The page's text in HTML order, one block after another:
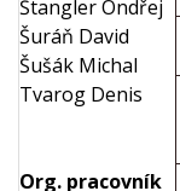
Štangler Ondřej
Šuráň David
Šušák Michal
Tvarog Denis
Org. pracovník